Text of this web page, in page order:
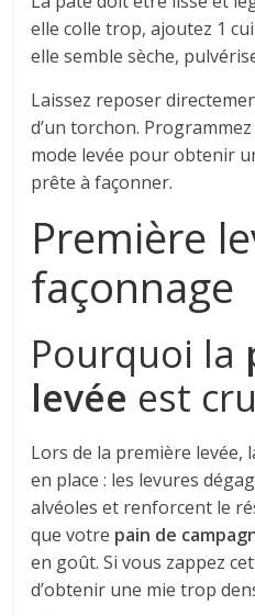
elle colle trop, ajoutez 1
elle semble sèche,
Laissez reposer
d’un torchon.
mode levée pour obtenir
prête à façonner.
Première
façonnage
Pourquoi la
levée est
Lors de la première levée,
en place : les levures
alvéoles et renforcent le
que votre pain de
en goût. Si vous zappez
d’obtenir une mie trop